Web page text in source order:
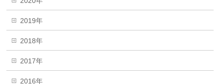
2019年
2018年
2017年
2016年